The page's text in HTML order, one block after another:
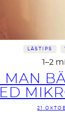
LÄSTIPS
1–2
MAN
21